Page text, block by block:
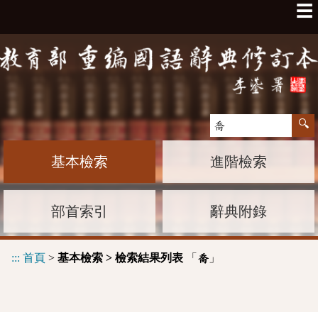
☰
基本檢索 進階檢索
部首索引 辭典附錄
::: 首頁 > 基本檢索 > 檢索結果列表 「 喬 」